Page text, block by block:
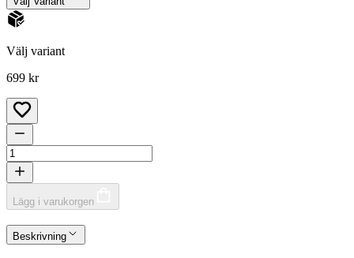
Välj variant
699 kr
Lägg i varukorgen
Beskrivning